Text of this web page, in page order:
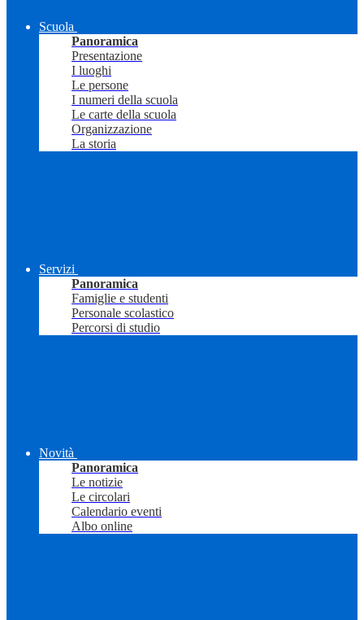
Scuola
Panoramica
Presentazione
I luoghi
Le persone
I numeri della scuola
Le carte della scuola
Organizzazione
La storia
Servizi
Panoramica
Famiglie e studenti
Personale scolastico
Percorsi di studio
Novità
Panoramica
Le notizie
Le circolari
Calendario eventi
Albo online